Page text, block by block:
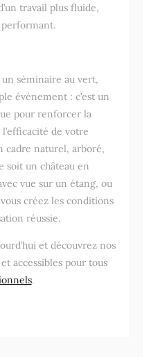
travail plus fluide,
séminaire au vert,
événement : c’est un
pour renforcer la
de votre
cadre naturel, arboré,
soit un château en
vue sur un étang, ou
créez les conditions
réussie.
et découvrez nos
accessibles pour tous
.